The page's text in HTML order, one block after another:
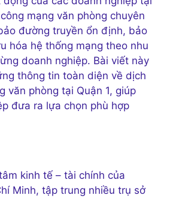
mạng văn phòng chuyên
đường truyền ổn định, bảo
hóa hệ thống mạng theo nhu
doanh nghiệp. Bài viết này
thông tin toàn diện về dịch
văn phòng tại Quận 1, giúp
đưa ra lựa chọn phù hợp
kinh tế – tài chính của
Minh, tập trung nhiều trụ sở